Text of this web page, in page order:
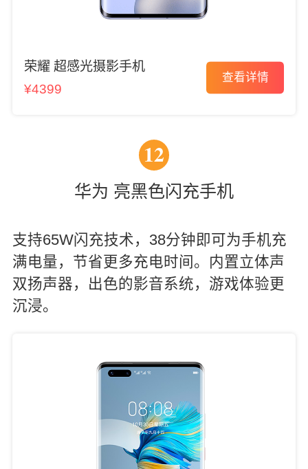
荣耀 超感光摄影手机
¥4399
查看详情
12
华为 亮黑色闪充手机
支持65W闪充技术，38分钟即可为手机充
满电量，节省更多充电时间。内置立体声
双扬声器，出色的影音系统，游戏体验更
沉浸。